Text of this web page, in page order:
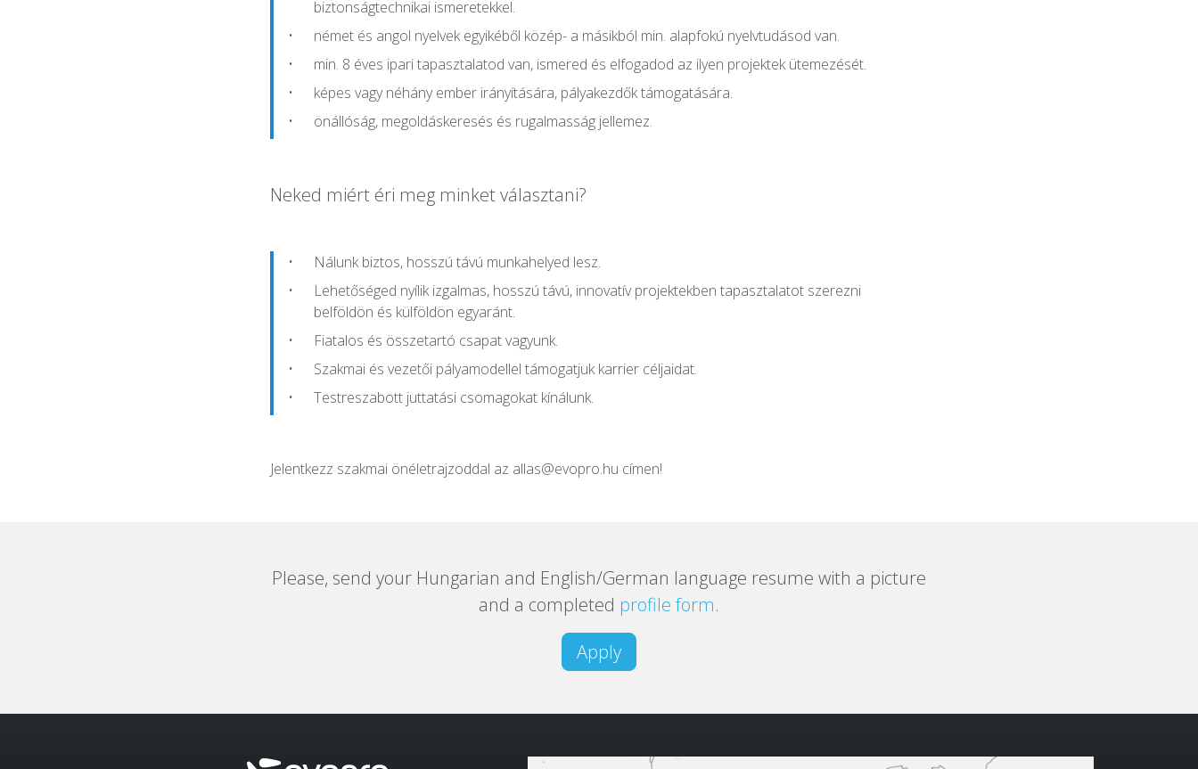
biztonságtechnikai ismeretekkel.
német és angol nyelvek egyikéből közép- a másikból min. alapfokú nyelvtudásod van.
min. 8 éves ipari tapasztalatod van, ismered és elfogadod az ilyen projektek ütemezését.
képes vagy néhány ember irányítására, pályakezdők támogatására.
önállóság, megoldáskeresés és rugalmasság jellemez.
Neked miért éri meg minket választani?
Nálunk biztos, hosszú távú munkahelyed lesz.
Lehetőséged nyílik izgalmas, hosszú távú, innovatív projektekben tapasztalatot szerezni
belföldön és külföldön egyaránt.
Fiatalos és összetartó csapat vagyunk.
Szakmai és vezetői pályamodellel támogatjuk karrier céljaidat.
Testreszabott juttatási csomagokat kínálunk.
Jelentkezz szakmai önéletrajzoddal az allas@evopro.hu címen!
Please, send your Hungarian and English/German language resume with a picture
and a completed profile form.
Apply